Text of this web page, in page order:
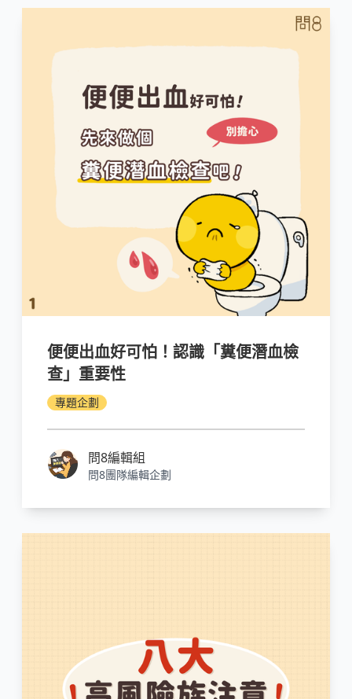
便便出血好可怕！認識「糞便潛血檢
查」重要性
專題企劃
問8編輯組
問8團隊編輯企劃